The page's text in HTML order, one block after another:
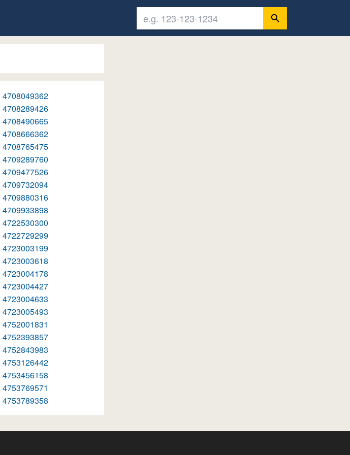
4708049362
4708289426
4708490665
4708666362
4708765475
4709289760
4709477526
4709732094
4709880316
4709933898
4722530300
4722729299
4723003199
4723003618
4723004178
4723004427
4723004633
4723005493
4752001831
4752393857
4752843983
4753126442
4753456158
4753769571
4753789358